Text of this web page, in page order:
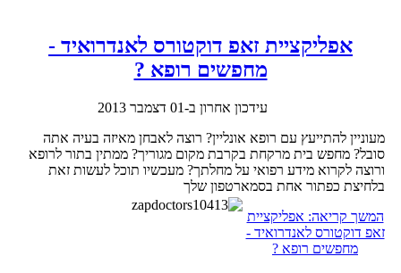
אפליקציית זאפ דוקטורס לאנדרואיד -
מחפשים רופא ?
עידכון אחרון ב-01 דצמבר 2013
מעוניין להתייעץ עם רופא אונליין? רוצה לאבחן מאיזה בעיה אתה
סובל? מחפש בית מרקחת בקרבת מקום מגוריך? ממתין בתור לרופא
ורוצה לקרוא מידע רפואי על מחלתך? מעכשיו תוכל לעשות זאת
בלחיצת כפתור אחת בסמארטפון שלך
המשך קריאה: אפליקציית
זאפ דוקטורס לאנדרואיד -
מחפשים רופא ?